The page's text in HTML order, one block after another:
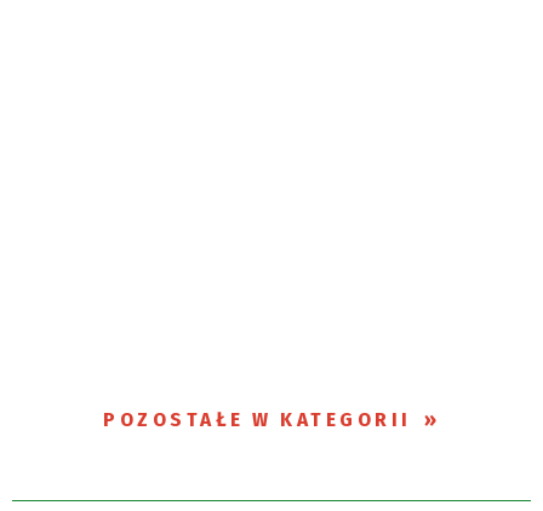
POZOSTAŁE W KATEGORII